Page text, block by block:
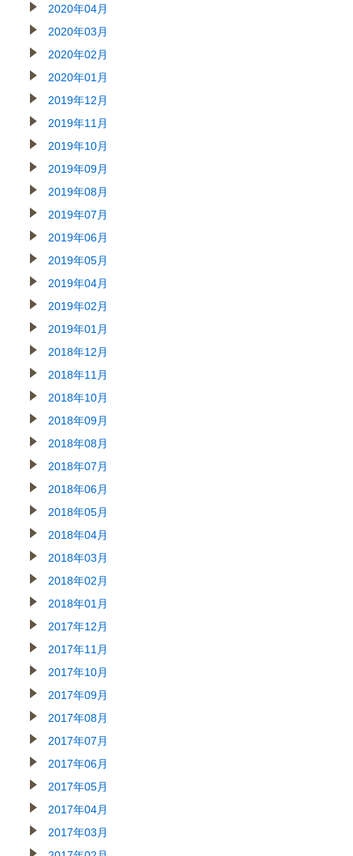
2020年04月
2020年03月
2020年02月
2020年01月
2019年12月
2019年11月
2019年10月
2019年09月
2019年08月
2019年07月
2019年06月
2019年05月
2019年04月
2019年02月
2019年01月
2018年12月
2018年11月
2018年10月
2018年09月
2018年08月
2018年07月
2018年06月
2018年05月
2018年04月
2018年03月
2018年02月
2018年01月
2017年12月
2017年11月
2017年10月
2017年09月
2017年08月
2017年07月
2017年06月
2017年05月
2017年04月
2017年03月